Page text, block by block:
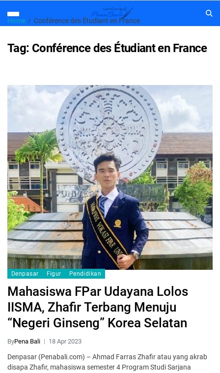
Home Conférence des Étudiant en France
Tag: Conférence des Étudiant en France
Denpasar Figur Pendidikan
Mahasiswa FPar Udayana Lolos
IISMA, Zhafir Terbang Menuju
“Negeri Ginseng” Korea Selatan
ByPena Bali 18 Apr 2023
Denpasar (Penabali.com) – Ahmad Farras Zhafir atau yang akrab
disapa Zhafir, mahasiswa semester 4 Program Studi Sarjana